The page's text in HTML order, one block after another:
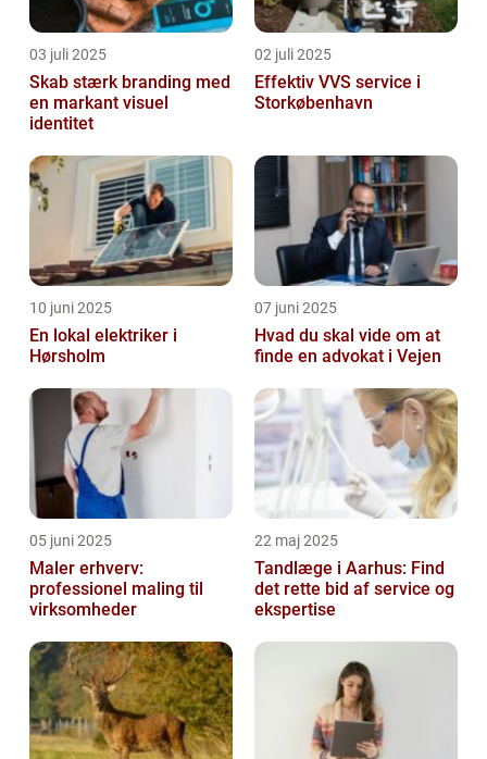
03 juli 2025
Skab stærk branding med
en markant visuel
identitet
02 juli 2025
Effektiv VVS service i
Storkøbenhavn
10 juni 2025
En lokal elektriker i
Hørsholm
07 juni 2025
Hvad du skal vide om at
finde en advokat i Vejen
05 juni 2025
Maler erhverv:
professionel maling til
virksomheder
22 maj 2025
Tandlæge i Aarhus: Find
det rette bid af service og
ekspertise